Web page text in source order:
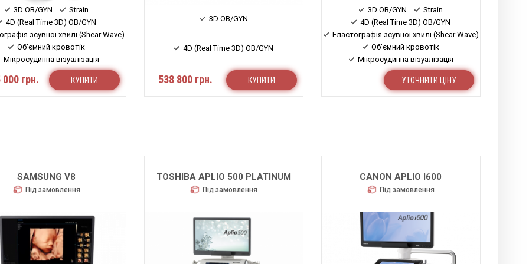
3D OB/GYN
Strain
4D (Real Time 3D) OB/GYN
зсувної хвилі (Shear Wave)
Об'ємний кровотік
Мікросудинна візуалізація
000 грн. КУПИТИ
3D OB/GYN
4D (Real Time 3D) OB/GYN
538 800 грн. КУПИТИ
3D OB/GYN
Strain
4D (Real Time 3D) OB/GYN
Еластографія зсувної хвилі (Shear Wave)
Об'ємний кровотік
Мікросудинна візуалізація
Стеатометрія (Attenuation)
УТОЧНИТИ ЦІНУ
SAMSUNG V8
Під замовлення
TOSHIBA APLIO 500 PLATINUM
Під замовлення
CANON APLIO I600
Під замовлення